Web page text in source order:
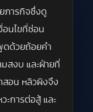
ภารกิจซึ่งดู
อนไขที่ซ่อน
ดด้วยถ้อยคำ
สงบ และฝ่ายที่
สอน หลิวผิงจึง
ะการต่อสู้ และ